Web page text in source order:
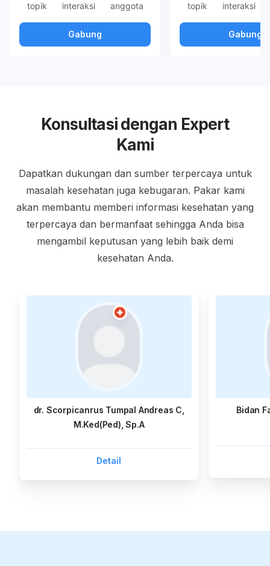
topik
interaksi
anggota
Gabung
topik
interaksi
Gabung
Konsultasi dengan Expert
Kami
Dapatkan dukungan dan sumber terpercaya untuk
masalah kesehatan juga kebugaran. Pakar kami
akan membantu memberi informasi kesehatan yang
terpercaya dan bermanfaat sehingga Anda bisa
mengambil keputusan yang lebih baik demi
kesehatan Anda.
dr. Scorpicanrus Tumpal Andreas C,
M.Ked(Ped), Sp.A
Detail
Bidan